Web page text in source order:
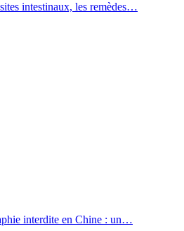
intestinaux, les remèdes…
interdite en Chine : un…